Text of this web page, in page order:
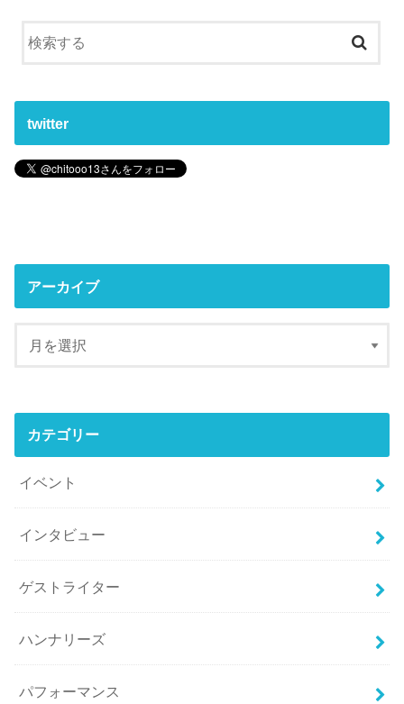
twitter
アーカイブ
カテゴリー
イベント
インタビュー
ゲストライター
ハンナリーズ
パフォーマンス